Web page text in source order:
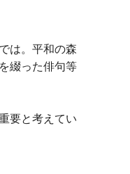
は。平和の森
綴った俳句等
要と考えてい